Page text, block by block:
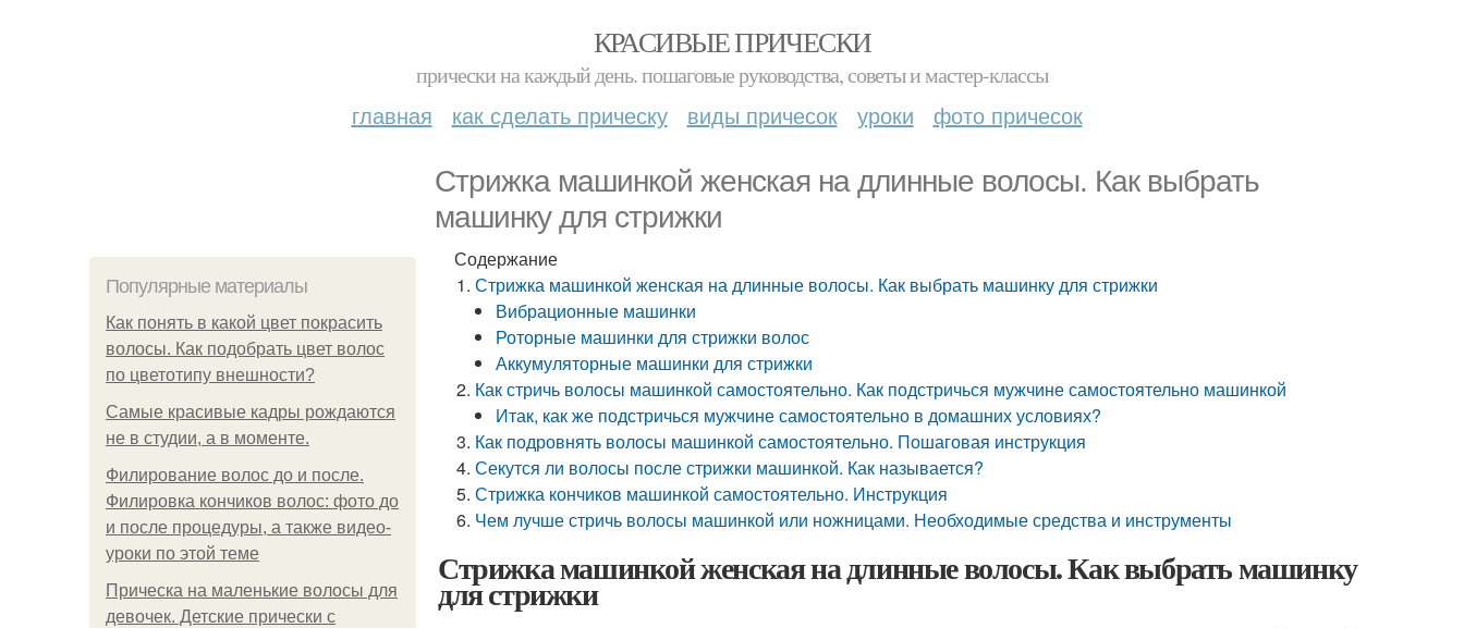
КРАСИВЫЕ ПРИЧЕСКИ
прически на каждый день. пошаговые руководства, советы и мастер-классы
главная как сделать прическу виды причесок уроки фото причесок
Стрижка машинкой женская на длинные волосы. Как выбрать
машинку для стрижки
Популярные материалы
Как понять в какой цвет покрасить
волосы. Как подобрать цвет волос
по цветотипу внешности?
Самые красивые кадры рождаются
не в студии, а в моменте.
Филирование волос до и после.
Филировка кончиков волос: фото до
и после процедуры, а также видео-
уроки по этой теме
Прическа на маленькие волосы для
девочек. Детские прически с
Содержание
Стрижка машинкой женская на длинные волосы. Как выбрать машинку для стрижки
Вибрационные машинки
Роторные машинки для стрижки волос
Аккумуляторные машинки для стрижки
Как стричь волосы машинкой самостоятельно. Как подстричься мужчине самостоятельно машинкой
Итак, как же подстричься мужчине самостоятельно в домашних условиях?
Как подровнять волосы машинкой самостоятельно. Пошаговая инструкция
Секутся ли волосы после стрижки машинкой. Как называется?
Стрижка кончиков машинкой самостоятельно. Инструкция
Чем лучше стричь волосы машинкой или ножницами. Необходимые средства и инструменты
Стрижка машинкой женская на длинные волосы. Как выбрать машинку
для стрижки